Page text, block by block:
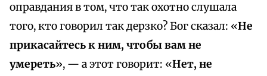
оправдания в том, что так охотно слушала
того, кто говорил так дерзко? Бог сказал: «Не
прикасайтесь к ним, чтобы вам не
умереть», — а этот говорит: «Нет, не